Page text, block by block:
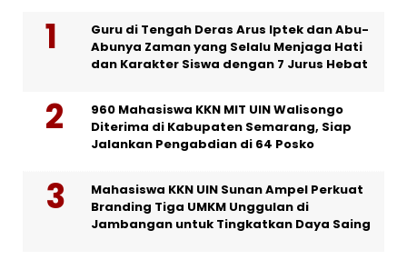
Guru di Tengah Deras Arus Iptek dan Abu-
Abunya Zaman yang Selalu Menjaga Hati
dan Karakter Siswa dengan 7 Jurus Hebat
960 Mahasiswa KKN MIT UIN Walisongo
Diterima di Kabupaten Semarang, Siap
Jalankan Pengabdian di 64 Posko
Mahasiswa KKN UIN Sunan Ampel Perkuat
Branding Tiga UMKM Unggulan di
Jambangan untuk Tingkatkan Daya Saing